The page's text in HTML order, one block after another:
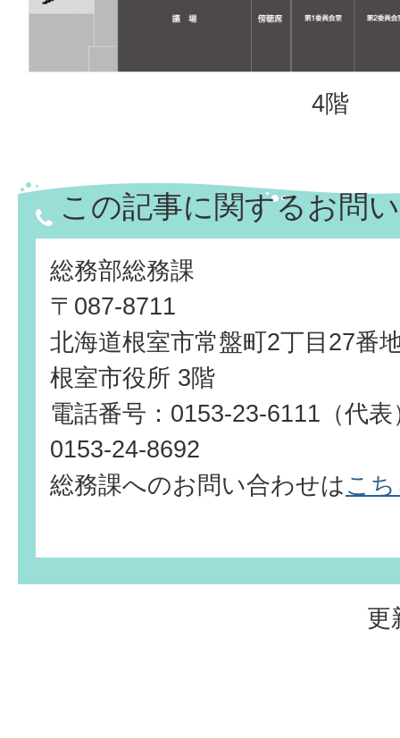
4階
この記事に関するお問
総務部総務課
〒087-8711
北海道根室市常盤町2丁目27番
根室市役所 3階
電話番号：0153-23-6111（代
0153-24-8692
総務課へのお問い合わせはこ
更